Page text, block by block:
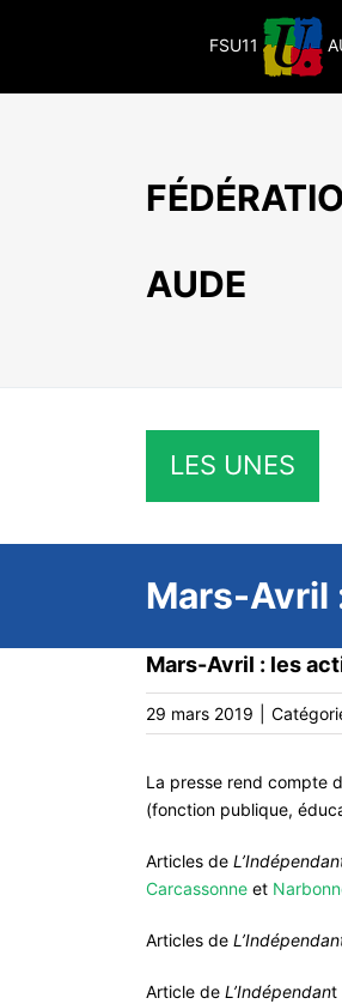
FSU11
AUDE
LES UNES
Mars-Avril
Mars-Avril : les
29 mars 2019
La presse rend compte
(fonction publique,
Articles de
Carcassonne et
Articles de
Article de L’Indépendant